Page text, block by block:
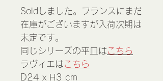
Soldしました。フランスにまだ
在庫がございますが入荷次期は
未定です。
同じシリーズの平皿はこちら
ラヴィエはこちら
D24 x H3 cm